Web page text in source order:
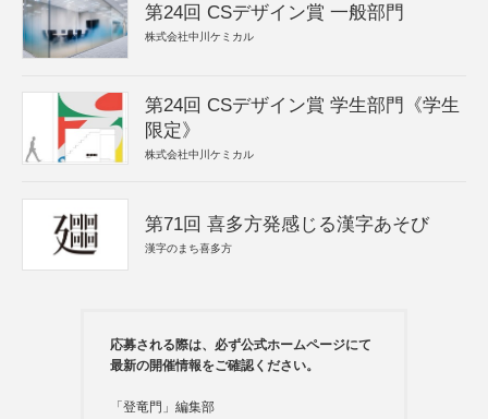
第24回 CSデザイン賞 一般部門
株式会社中川ケミカル
第24回 CSデザイン賞 学生部門《学生
限定》
株式会社中川ケミカル
第71回 喜多方発感じる漢字あそび
漢字のまち喜多方
応募される際は、必ず公式ホームページにて
最新の開催情報をご確認ください。
「登竜門」編集部